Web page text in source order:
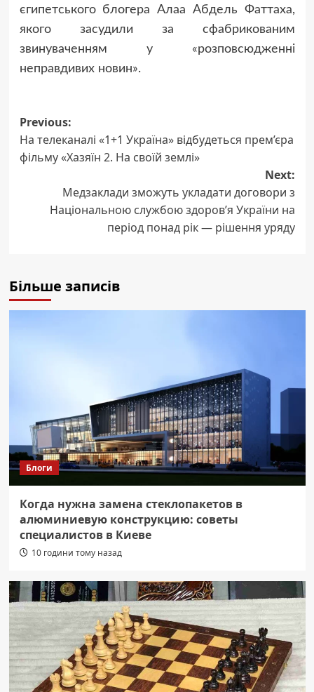
єгипетського блогера Алаа Абдель Фаттаха,
якого засудили за сфабрикованим
звинуваченням у «розповсюдженні
неправдивих новин».
Post
navigation
Previous:
На телеканалі «1+1 Україна» відбудеться прем’єра
фільму «Хазяїн 2. На своїй землі»
Next:
Медзаклади зможуть укладати договори з
Національною службою здоровʼя України на
період понад рік — рішення уряду
Більше записів
Блоги
Когда нужна замена стеклопакетов в
алюминиевую конструкцию: советы
специалистов в Киеве
10 години тому назад